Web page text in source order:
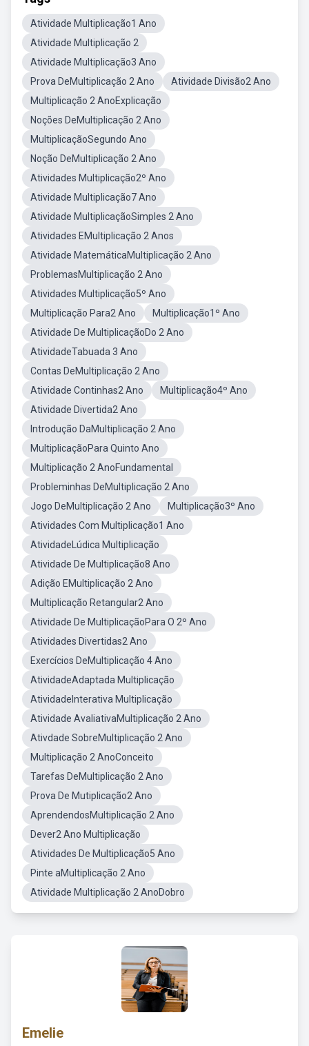
Atividade Multiplicação1 Ano
Atividade Multiplicação 2
Atividade Multiplicação3 Ano
Prova DeMultiplicação 2 Ano
Atividade Divisão2 Ano
Multiplicação 2 AnoExplicação
Noções DeMultiplicação 2 Ano
MultiplicaçãoSegundo Ano
Noção DeMultiplicação 2 Ano
Atividades Multiplicação2º Ano
Atividade Multiplicação7 Ano
Atividade MultiplicaçãoSimples 2 Ano
Atividades EMultiplicação 2 Anos
Atividade MatemáticaMultiplicação 2 Ano
ProblemasMultiplicação 2 Ano
Atividades Multiplicação5º Ano
Multiplicação Para2 Ano
Multiplicação1º Ano
Atividade De MultiplicaçãoDo 2 Ano
AtividadeTabuada 3 Ano
Contas DeMultiplicação 2 Ano
Atividade Continhas2 Ano
Multiplicação4º Ano
Atividade Divertida2 Ano
Introdução DaMultiplicação 2 Ano
MultiplicaçãoPara Quinto Ano
Multiplicação 2 AnoFundamental
Probleminhas DeMultiplicação 2 Ano
Jogo DeMultiplicação 2 Ano
Multiplicação3º Ano
Atividades Com Multiplicação1 Ano
AtividadeLúdica Multiplicação
Atividade De Multiplicação8 Ano
Adição EMultiplicação 2 Ano
Multiplicação Retangular2 Ano
Atividade De MultiplicaçãoPara O 2º Ano
Atividades Divertidas2 Ano
Exercícios DeMultiplicação 4 Ano
AtividadeAdaptada Multiplicação
AtividadeInterativa Multiplicação
Atividade AvaliativaMultiplicação 2 Ano
Ativdade SobreMultiplicação 2 Ano
Multiplicação 2 AnoConceito
Tarefas DeMultiplicação 2 Ano
Prova De Mutiplicação2 Ano
AprendendosMultiplicação 2 Ano
Dever2 Ano Multiplicação
Atividades De Multiplicação5 Ano
Pinte aMultiplicação 2 Ano
Atividade Multiplicação 2 AnoDobro
Emelie